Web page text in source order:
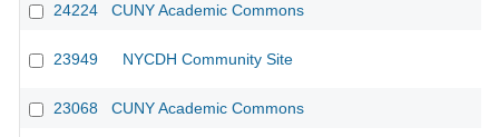
24224 CUNY Academic Commons
23949 NYCDH Community Site
23068 CUNY Academic Commons